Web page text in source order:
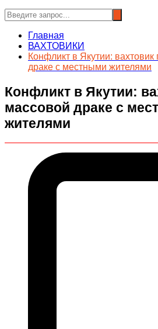
Главная
ВАХТОВИКИ
Конфликт в Якутии: вахтовик
драке с местными жителями
Конфликт в Якутии:
массовой драке с
жителями